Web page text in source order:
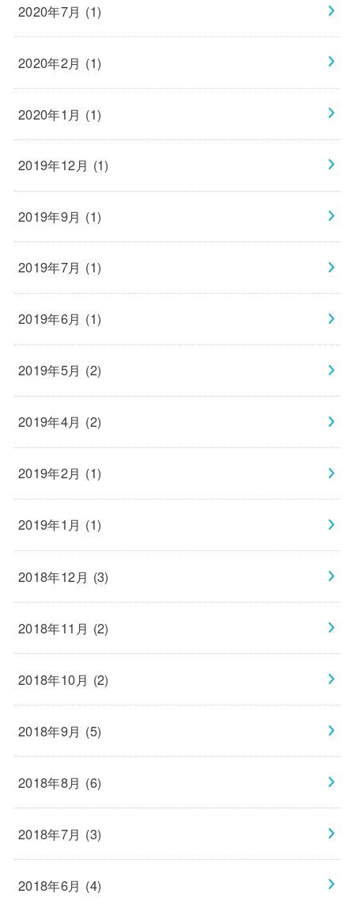
2020年7月 (1)
2020年2月 (1)
2020年1月 (1)
2019年12月 (1)
2019年9月 (1)
2019年7月 (1)
2019年6月 (1)
2019年5月 (2)
2019年4月 (2)
2019年2月 (1)
2019年1月 (1)
2018年12月 (3)
2018年11月 (2)
2018年10月 (2)
2018年9月 (5)
2018年8月 (6)
2018年7月 (3)
2018年6月 (4)